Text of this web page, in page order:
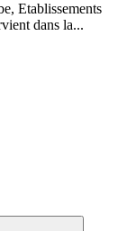
Etablissements
dans la...